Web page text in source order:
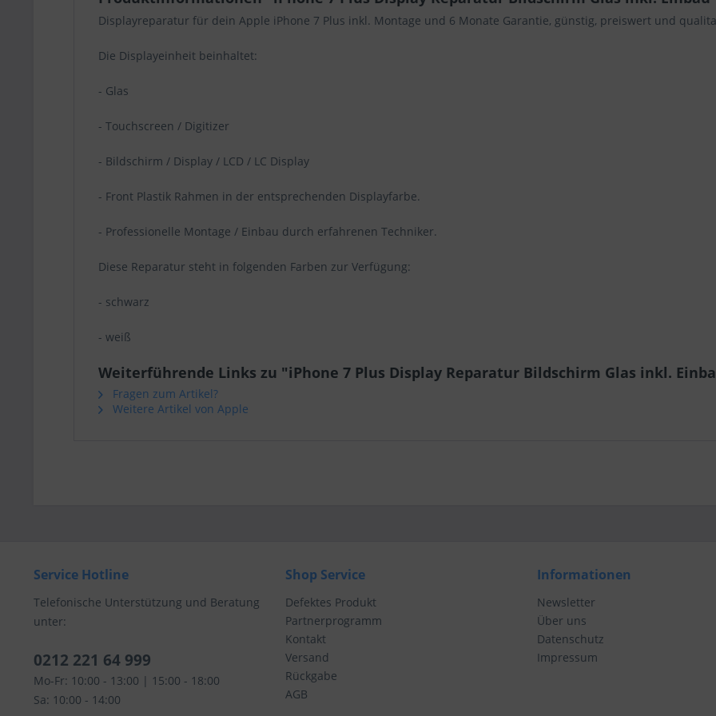
Displayreparatur für dein Apple iPhone 7 Plus inkl. Montage und 6 Monate Garantie, günstig, preiswert und
Die Displayeinheit beinhaltet:
- Glas
- Touchscreen / Digitizer
- Bildschirm / Display / LCD / LC Display
- Front Plastik Rahmen in der entsprechenden Displayfarbe.
- Professionelle Montage / Einbau durch erfahrenen Techniker.
Diese Reparatur steht in folgenden Farben zur Verfügung:
- schwarz
- weiß
Weiterführende Links zu "iPhone 7 Plus Display Reparatur Bildschirm Glas inkl.
Fragen zum Artikel?
Weitere Artikel von Apple
Service Hotline
Telefonische Unterstützung und Beratung
unter:
0212 221 64 999
Mo-Fr: 10:00 - 13:00 | 15:00 - 18:00
Sa: 10:00 - 14:00
Shop Service
Defektes Produkt
Partnerprogramm
Kontakt
Versand
Rückgabe
AGB
Informationen
Newsletter
Über uns
Datenschutz
Impressum